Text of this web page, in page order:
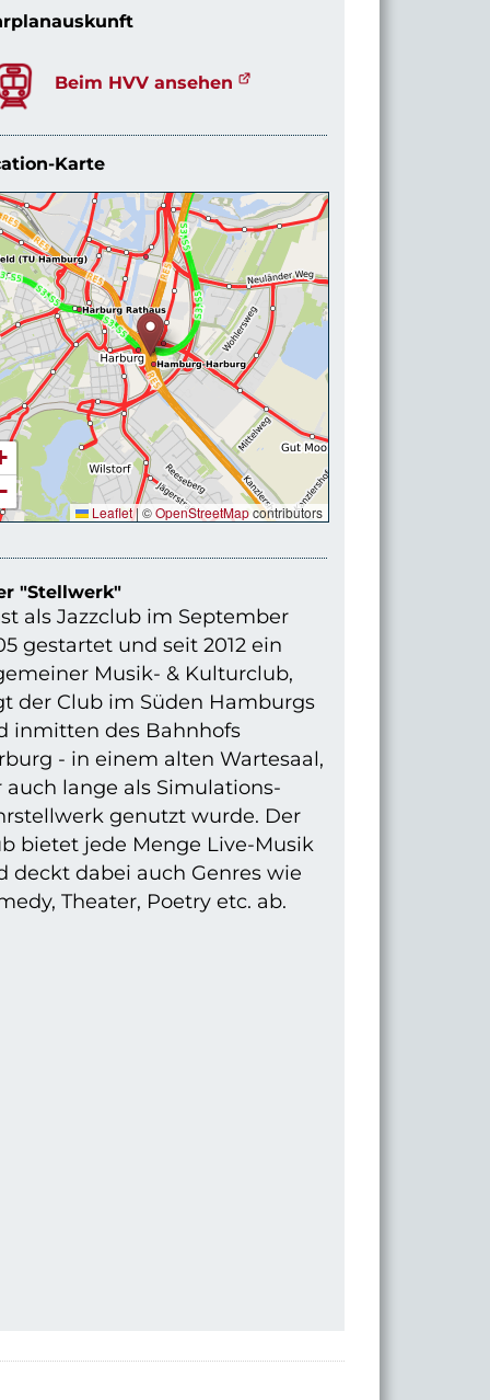
Beim HVV ansehen
Karte
Leaflet| ©OpenStreetMapcontributors
"Stellwerk"
als Jazzclub im September
gestartet und seit 2012 ein
Musik- & Kulturclub,
der Club im Süden Hamburgs
inmitten des Bahnhofs
- in einem alten Wartesaal,
auch lange als Simulations-
genutzt wurde. Der
bietet jede Menge Live-Musik
deckt dabei auch Genres wie
Theater, Poetry etc. ab.